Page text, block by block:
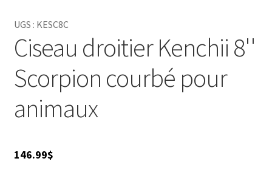
UGS : KESC8C
Ciseau droitier Kenchii 8''
Scorpion courbé pour
animaux
146.99$